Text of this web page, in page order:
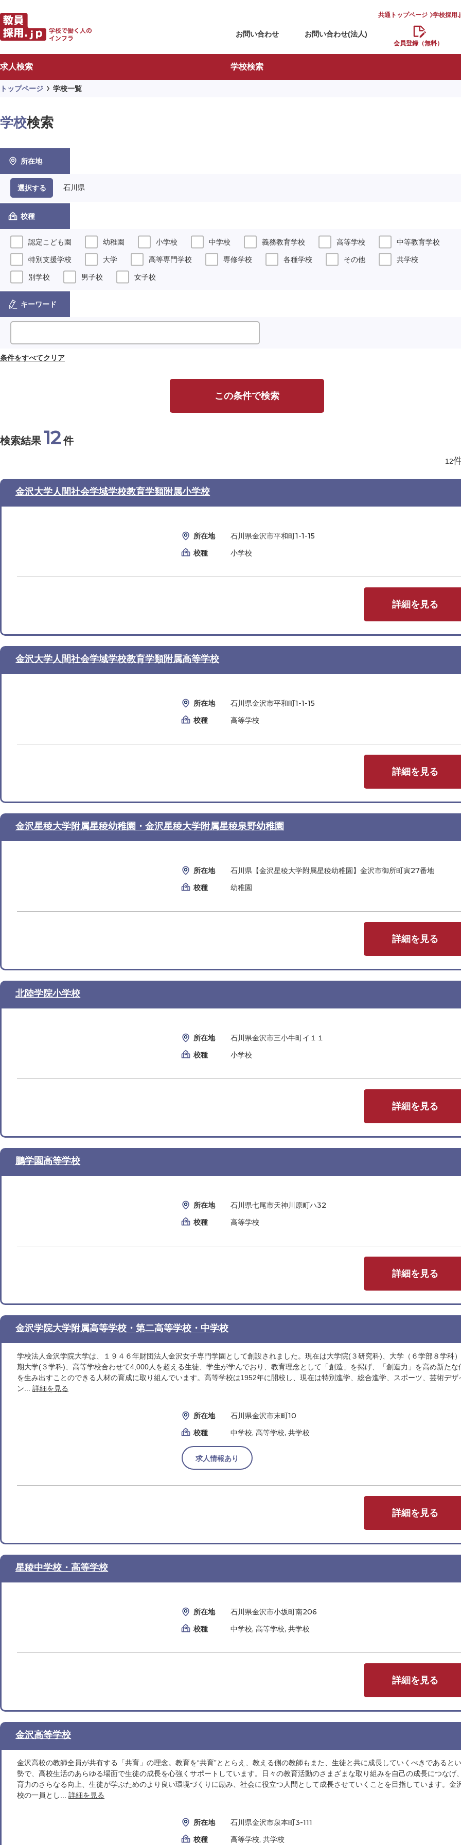
共通トップページ 学校採用
お問い合わせ お問い合わせ(法人)
会員登録（無料）
求人検索 学校検索
トップページ 学校一覧
学校検索
所在地
選択する 石川県
校種
認定こども園 幼稚園 小学校 中学校 義務教育学校 高等学校 中等教育学校
特別支援学校 大学 高等専門学校 専修学校 各種学校 その他 共学校
別学校 男子校 女子校
キーワード
条件をすべてクリア
この条件で検索
検索結果 12 件
12
金沢大学人間社会学域学校教育学類附属小学校
所在地
石川県金沢市平和町1-1-15
校種
小学校
詳細を見る
金沢大学人間社会学域学校教育学類附属高等学校
所在地
石川県金沢市平和町1-1-15
校種
高等学校
詳細を見る
金沢星稜大学附属星稜幼稚園・金沢星稜大学附属星稜泉野幼稚園
所在地
石川県【金沢星稜大学附属星稜幼稚園】金沢市御所町寅27番地
校種
幼稚園
詳細を見る
北陸学院小学校
所在地
石川県金沢市三小牛町イ１１
校種
小学校
詳細を見る
鵬学園高等学校
所在地
石川県七尾市天神川原町ハ32
校種
高等学校
詳細を見る
金沢学院大学附属高等学校・第二高等学校・中学校
学校法人金沢学院大学は、１９４６年財団法人金沢女子専門学園として創設されました。現在は大学院(３研究科)、大学（６学部８学科
期大学(３学科)、高等学校合わせて4,000人を超える生徒、学生が学んでおり、教育理念として「創造」を掲げ、「創造力」を高め新たな
を生み出すことのできる人材の育成に取り組んでいます。高等学校は1952年に開校し、現在は特別進学、総合進学、スポーツ、芸術デザ
ン... 詳細を見る
所在地
石川県金沢市末町10
校種
中学校, 高等学校, 共学校
求人情報あり
詳細を見る
星稜中学校・高等学校
所在地
石川県金沢市小坂町南206
校種
中学校, 高等学校, 共学校
詳細を見る
金沢高等学校
金沢高校の教師全員が共有する「共育」の理念。教育を“共育”ととらえ、教える側の教師もまた、生徒と共に成長していくべきであると
勢で、高校生活のあらゆる場面で生徒の成長を心強くサポートしています。日々の教育活動のさまざまな取り組みを自己の成長につなげ
育力のさらなる向上、生徒が学ぶためのより良い環境づくりに励み、社会に役立つ人間として成長させていくことを目指しています。金
校の一員とし... 詳細を見る
所在地
石川県金沢市泉本町3-111
校種
高等学校, 共学校